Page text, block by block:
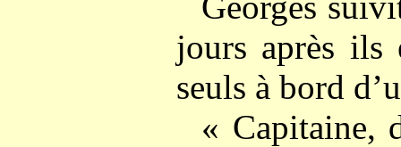
jours après ils
seuls à bord
« Capitaine,